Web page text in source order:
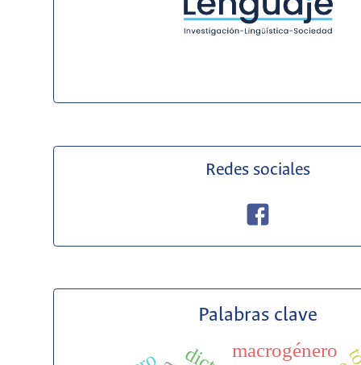
Redes sociales
Palabras clave
macrogénero